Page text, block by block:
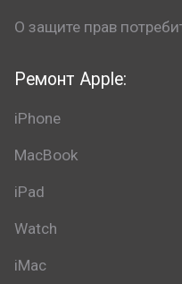
Ремонт Apple:
iPhone
MacBook
iPad
Watch
iMac
О защите прав